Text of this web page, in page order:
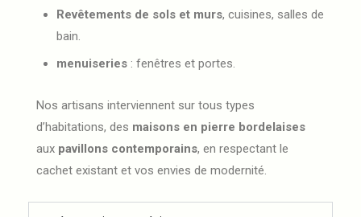
Revêtements de sols et murs, cuisines, salles de
bain.
menuiseries : fenêtres et portes.
Nos artisans interviennent sur tous types
d’habitations, des maisons en pierre bordelaises
aux pavillons contemporains, en respectant le
cachet existant et vos envies de modernité.